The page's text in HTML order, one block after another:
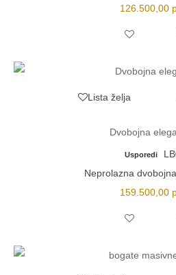
126.500,00
Lista želja
Dvobojna
Usporedi
Neprolazna
159.500,00